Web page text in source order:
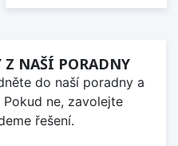
Z NAŠÍ PORADNY
do naší poradny a
ne, zavolejte
řešení.